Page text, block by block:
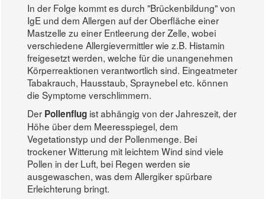
In der Folge kommt es durch "Brückenbildung" von
IgE und dem Allergen auf der Oberfläche einer
Mastzelle zu einer Entleerung der Zelle, wobei
verschiedene Allergievermittler wie z.B. Histamin
freigesetzt werden, welche für die unangenehmen
Körperreaktionen verantwortlich sind. Eingeatmeter
Tabakrauch, Hausstaub, Spraynebel etc. können
die Symptome verschlimmern.
Der Pollenflug ist abhängig von der Jahreszeit, der
Höhe über dem Meeresspiegel, dem
Vegetationstyp und der Pollenmenge. Bei
trockener Witterung mit leichtem Wind sind viele
Pollen in der Luft, bei Regen werden sie
ausgewaschen, was dem Allergiker spürbare
Erleichterung bringt.